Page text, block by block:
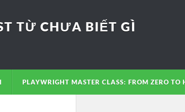
TỪ CHƯA BIẾT GÌ
PLAYWRIGHT MASTER CLASS: FROM ZERO TO